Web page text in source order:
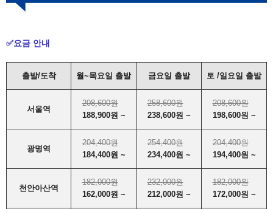
✅요금 안내
출발/도착 월~목요일 출발 금요일 출발 토 /일요일 출발
서울역
208,600원
188,900원 ~
258,600원
238,600원 ~
208,600원
198,600원 ~
광명역
204,400원
184,400원 ~
254,400원
234,400원 ~
204,400원
194,400원 ~
천안아산역
182,000원
162,000원 ~
232,000원
212,000원 ~
182,000원
172,000원 ~